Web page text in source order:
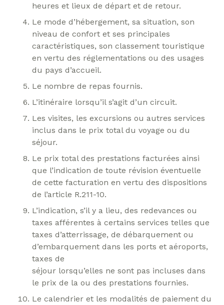
heures et lieux de départ et de retour.
Le mode d’hébergement, sa situation, son
niveau de confort et ses principales
caractéristiques, son classement touristique
en vertu des réglementations ou des usages
du pays d’accueil.
Le nombre de repas fournis.
L’itinéraire lorsqu’il s’agit d’un circuit.
Les visites, les excursions ou autres services
inclus dans le prix total du voyage ou du
séjour.
Le prix total des prestations facturées ainsi
que l’indication de toute révision éventuelle
de cette facturation en vertu des dispositions
de l’article R.211-10.
L’indication, s’il y a lieu, des redevances ou
taxes afférentes à certains services telles que
taxes d’atterrissage, de débarquement ou
d’embarquement dans les ports et aéroports,
taxes de
séjour lorsqu’elles ne sont pas incluses dans
le prix de la ou des prestations fournies.
Le calendrier et les modalités de paiement du